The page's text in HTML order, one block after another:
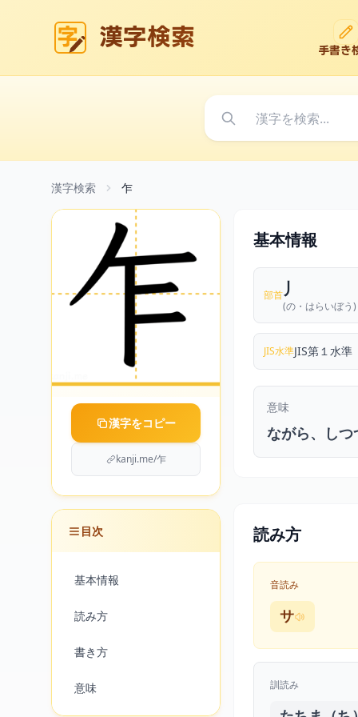
漢字検索 手書き
漢字検索 乍
漢字をコピー
kanji.me/乍
目次
基本情報
読み方
書き方
意味
基本情報
部首 丿
(の・はらいぼう)
JIS水準JIS第１水準
意味
ながら、し
読み方
音読み
サ
訓読み